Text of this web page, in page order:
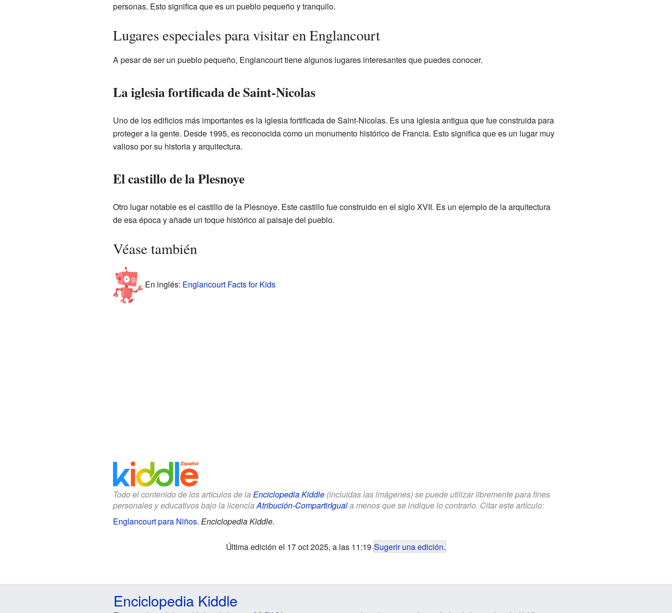
personas. Esto significa que es un pueblo pequeño y tranquilo.
Lugares especiales para visitar en Englancourt
A pesar de ser un pueblo pequeño, Englancourt tiene algunos lugares interesantes que puedes conocer.
La iglesia fortificada de Saint-Nicolas
Uno de los edificios más importantes es la iglesia fortificada de Saint-Nicolas. Es una iglesia antigua que fue construida para
proteger a la gente. Desde 1995, es reconocida como un monumento histórico de Francia. Esto significa que es un lugar muy
valioso por su historia y arquitectura.
El castillo de la Plesnoye
Otro lugar notable es el castillo de la Plesnoye. Este castillo fue construido en el siglo XVII. Es un ejemplo de la arquitectura
de esa época y añade un toque histórico al paisaje del pueblo.
Véase también
En inglés: Englancourt Facts for Kids
Todo el contenido de los artículos de la Enciclopedia Kiddle(incluidas las imágenes) se puede utilizar libremente para fines
personales y educativos bajo la licenciaAtribución-CompartirIguala menos que se indique lo contrario. Citar este artículo:
Englancourt para Niños. Enciclopedia Kiddle.
Última edición el 17 oct 2025, a las 11:19 Sugerir una edición.
Enciclopedia Kiddle